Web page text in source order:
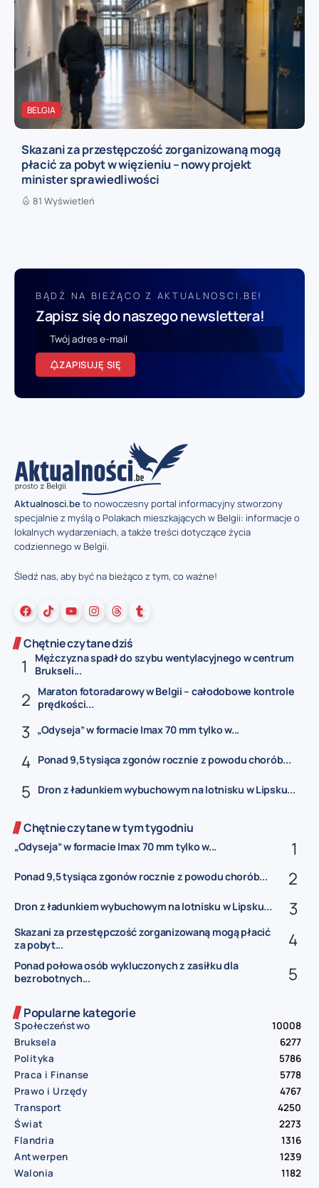
BELGIA
Skazani za przestępczość zorganizowaną mogą
płacić za pobyt w więzieniu – nowy projekt
minister sprawiedliwości
81 Wyświetleń
BĄDŹ NA BIEŻĄCO Z AKTUALNOSCI.BE!
Zapisz się do naszego newslettera!
ZAPISUJĘ SIĘ
Aktualnosci.beto nowoczesny portal informacyjny stworzony
specjalnie z myślą o Polakach mieszkających w Belgii: informacje o
lokalnych wydarzeniach, a także treści dotyczące życia
codziennego w Belgii.
Śledź nas, aby być na bieżąco z tym, co ważne!
Chętnie czytane dziś
Mężczyzna spadł do szybu wentylacyjnego w centrum
Brukseli...
Maraton fotoradarowy w Belgii – całodobowe kontrole
prędkości...
„Odyseja” w formacie Imax 70 mm tylko w...
Ponad 9,5 tysiąca zgonów rocznie z powodu chorób...
Dron z ładunkiem wybuchowym na lotnisku w Lipsku...
Chętnie czytane w tym tygodniu
„Odyseja” w formacie Imax 70 mm tylko w...
Ponad 9,5 tysiąca zgonów rocznie z powodu chorób...
Dron z ładunkiem wybuchowym na lotnisku w Lipsku...
Skazani za przestępczość zorganizowaną mogą płacić
za pobyt...
Ponad połowa osób wykluczonych z zasiłku dla
bezrobotnych...
Popularne kategorie
Społeczeństwo
10008
Bruksela
6277
Polityka
5786
Praca i Finanse
5778
Prawo i Urzędy
4767
Transport
4250
Świat
2273
Flandria
1316
Antwerpen
1239
Walonia
1182